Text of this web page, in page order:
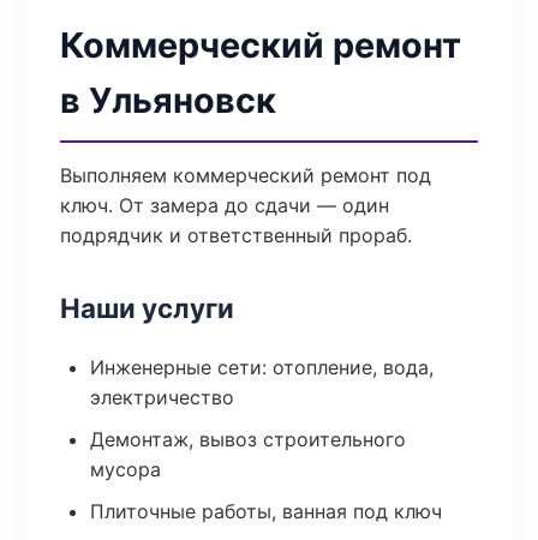
Коммерческий ремонт
в Ульяновск
Выполняем коммерческий ремонт под
ключ. От замера до сдачи — один
подрядчик и ответственный прораб.
Наши услуги
Инженерные сети: отопление, вода,
электричество
Демонтаж, вывоз строительного
мусора
Плиточные работы, ванная под ключ